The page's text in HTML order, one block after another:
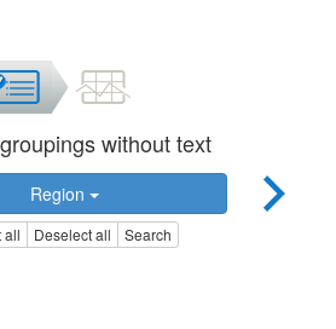
without text
Region
all Deselect all Search